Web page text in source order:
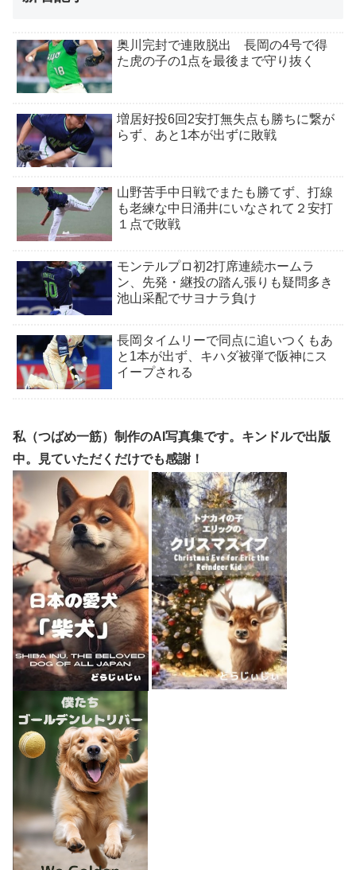
奥川完封で連敗脱出 長岡の4号で得
た虎の子の1点を最後まで守り抜く
増居好投6回2安打無失点も勝ちに繋が
らず、あと1本が出ずに敗戦
山野苦手中日戦でまたも勝てず、打線
も老練な中日涌井にいなされて２安打
１点で敗戦
モンテルプロ初2打席連続ホームラ
ン、先発・継投の踏ん張りも疑問多き
池山采配でサヨナラ負け
長岡タイムリーで同点に追いつくもあ
と1本が出ず、キハダ被弾で阪神にス
イープされる
私（つばめ一筋）制作のAI写真集です。キンドルで出版
中。見ていただくだけでも感謝！